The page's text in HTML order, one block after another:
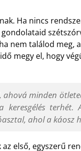
Ha nincs
nem találod meg,
megy el, hogy
ahová minden
terhét.
ahol a káosz
első, egyszerű